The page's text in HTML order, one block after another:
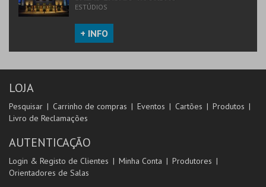
ESTÚDIOS
+ INFO
LOJA
Pesquisar Carrinho de compras Eventos Cartões
Produtos
Livro de Reclamações
AUTENTICAÇÃO
Login & Registo de Clientes Minha Conta
Produtores
Orientadores de Salas